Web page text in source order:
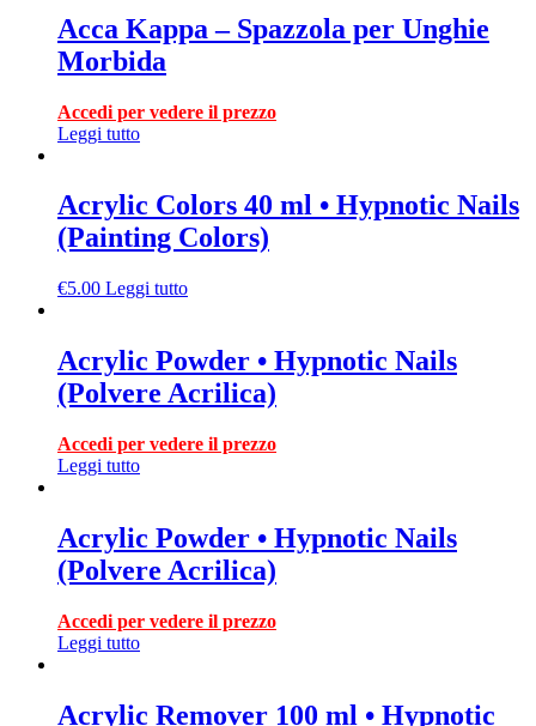
Acca Kappa – Spazzola per Unghie
Morbida
Accedi per vedere il prezzo
Leggi tutto
Acrylic Colors 40 ml • Hypnotic Nails
(Painting Colors)
€5.00 Leggi tutto
Acrylic Powder • Hypnotic Nails
(Polvere Acrilica)
Accedi per vedere il prezzo
Leggi tutto
Acrylic Powder • Hypnotic Nails
(Polvere Acrilica)
Accedi per vedere il prezzo
Leggi tutto
Acrylic Remover 100 ml • Hypnotic